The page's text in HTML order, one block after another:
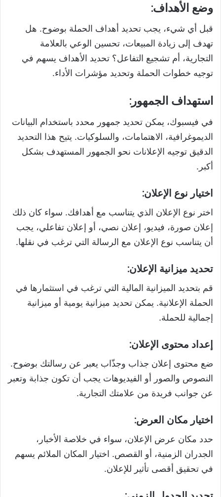
وضع الأهداف:
قبل أي شيء، يجب تحديد أهداف الحملة بوضوح. هل
تهدف إلى زيادة المبيعات، تحسين الوعي بالعلامة
التجارية، أم تشجيع التفاعل؟ تحديد الأهداف يسهم في
توجيه خطوات الحملة وتحديد مؤشرات الأداء.
استهداف الجمهور:
في فيسبوك، يمكن تحديد جمهور محدد باستخدام البيانات
الديموغرافية، الاهتمامات، والسلوكيات. يتيح هذا التحديد
الدقيق توجيه الإعلانات نحو الجمهور المستهدف بشكل
أكبر.
اختيار نوع الإعلان:
اختر نوع الإعلان الذي يتناسب مع أهدافك. سواء كان ذلك
إعلان صورة، فيديو، إعلان نصي، أو إعلان تفاعلي، يجب
أن يتناسب نوع الإعلان مع الرسالة التي ترغب في نقلها.
تحديد ميزانية الإعلان:
قم بتحديد الميزانية المالية التي ترغب في استثمارها في
الحملة الإعلانية. يمكن تحديد ميزانية يومية أو ميزانية
إجمالية للحملة.
إعداد محتوى الإعلان:
ضع محتوى إعلان جذاب وجذّاب يعبر عن رسالتك بوضوح.
النصوص والصور أو الفيديوهات يجب أن تكون جذابة وتعبر
عن جوانب فريدة من علامتك التجارية.
اختيار مكان العرض:
حدد مكان عرض الإعلان، سواء في خلاصة الأخبار،
الجدران الزمنية، أو القصص. اختيار المكان الملائم يسهم
في تحقيق أقصى تأثير للإعلان.